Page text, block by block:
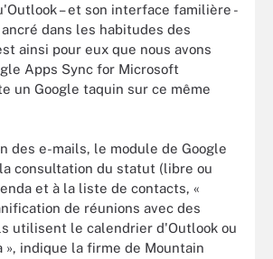
– et son interface familière -
dans les habitudes des
ainsi pour eux que nous avons
Apps Sync for Microsoft
un Google taquin sur ce même
des e-mails, le module de Google
consultation du statut (libre ou
et à la liste de contacts, «
de réunions avec des
utilisent le calendrier d'Outlook ou
», indique la firme de Mountain